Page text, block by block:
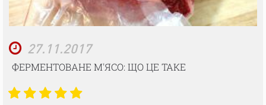
27.11.2017
ФЕРМЕНТОВАНЕ М'ЯСО: ЩО ЦЕ ТАКЕ